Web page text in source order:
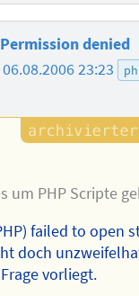
denied
06.08.2006 23:23
um PHP Scripte
failed to open
doch
vorliegt.